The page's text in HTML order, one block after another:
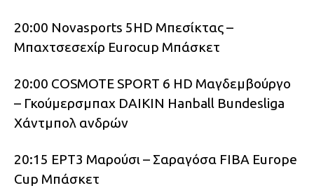
20:00 Novasports 5HD Μπεσίκτας –
Μπαχτσεσεχίρ Eurocup Μπάσκετ
20:00 COSMOTE SPORT 6 HD Μαγδεμβούργο
– Γκούμερσμπαχ DAIKIN Hanball Bundesliga
Χάντμπολ ανδρών
20:15 ΕΡΤ3 Μαρούσι – Σαραγόσα FIBA Europe
Cup Μπάσκετ